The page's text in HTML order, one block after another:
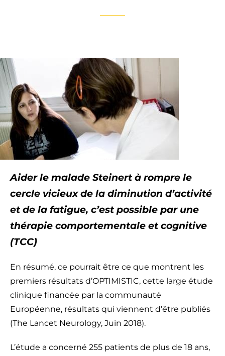
Aider le malade Steinert à rompre le
cercle vicieux de la diminution d’activité
et de la fatigue, c’est possible par une
thérapie comportementale et cognitive
(TCC)
En résumé, ce pourrait être ce que montrent les
premiers résultats d’OPTIMISTIC, cette large étude
clinique financée par la communauté
Européenne, résultats qui viennent d’être publiés
(The Lancet Neurology, Juin 2018).
L’étude a concerné 255 patients de plus de 18 ans,